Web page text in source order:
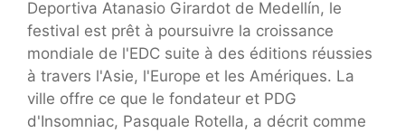
Deportiva Atanasio Girardot de Medellín, le
festival est prêt à poursuivre la croissance
mondiale de l'EDC suite à des éditions réussies
à travers l'Asie, l'Europe et les Amériques. La
ville offre ce que le fondateur et PDG
d'Insomniac, Pasquale Rotella, a décrit comme